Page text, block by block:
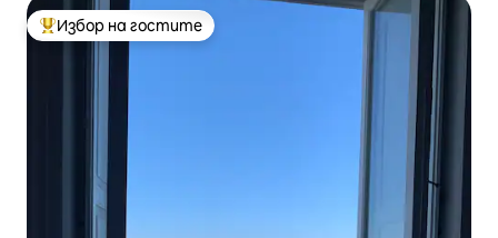
Най-популярен избор на гостите
Избор на гостите